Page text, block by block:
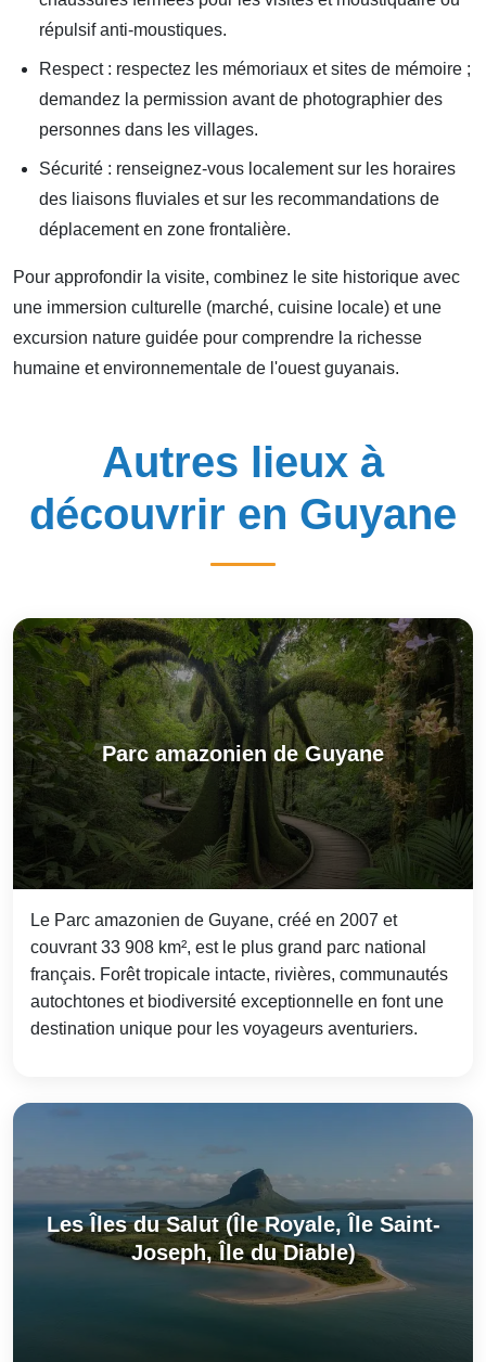
répulsif anti-moustiques.
Respect : respectez les mémoriaux et sites de mémoire ;
demandez la permission avant de photographier des
personnes dans les villages.
Sécurité : renseignez-vous localement sur les horaires
des liaisons fluviales et sur les recommandations de
déplacement en zone frontalière.
Pour approfondir la visite, combinez le site historique avec
une immersion culturelle (marché, cuisine locale) et une
excursion nature guidée pour comprendre la richesse
humaine et environnementale de l'ouest guyanais.
Autres lieux à
découvrir en Guyane
Parc amazonien de Guyane
Le Parc amazonien de Guyane, créé en 2007 et
couvrant 33 908 km², est le plus grand parc national
français. Forêt tropicale intacte, rivières, communautés
autochtones et biodiversité exceptionnelle en font une
destination unique pour les voyageurs aventuriers.
Les Îles du Salut (Île Royale, Île Saint-
Joseph, Île du Diable)